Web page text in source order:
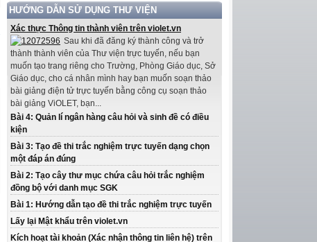
HƯỚNG DẪN SỬ DỤNG THƯ VIỆN
Xác thực Thông tin thành viên trên violet.vn
Sau khi đã đăng ký thành công và trở
thành thành viên của Thư viện trực tuyến, nếu bạn
muốn tạo trang riêng cho Trường, Phòng Giáo dục, Sở
Giáo dục, cho cá nhân mình hay bạn muốn soạn thảo
bài giảng điện tử trực tuyến bằng công cụ soạn thảo
bài giảng ViOLET, bạn...
Bài 4: Quản lí ngân hàng câu hỏi và sinh đề có điều
kiện
Bài 3: Tạo đề thi trắc nghiệm trực tuyến dạng chọn
một đáp án đúng
Bài 2: Tạo cây thư mục chứa câu hỏi trắc nghiệm
đồng bộ với danh mục SGK
Bài 1: Hướng dẫn tạo đề thi trắc nghiệm trực tuyến
Lấy lại Mật khẩu trên violet.vn
Kích hoạt tài khoản (Xác nhận thông tin liên hệ) trên